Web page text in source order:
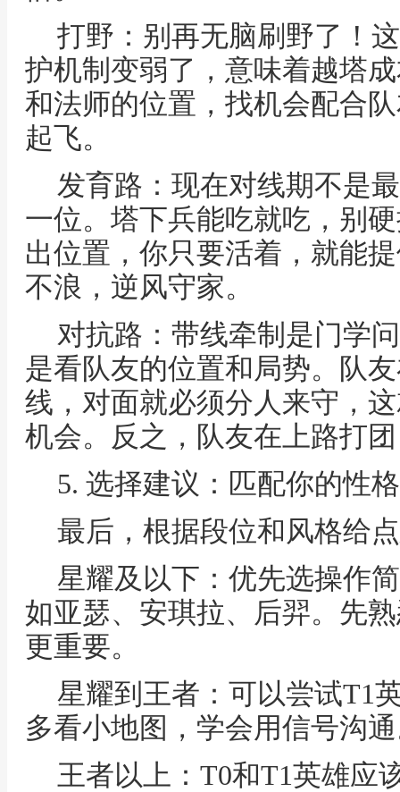
打野：别再无脑刷野了！
护机制变弱了，意味着越塔
和法师的位置，找机会配合
起飞。
发育路：现在对线期不是
一位。塔下兵能吃就吃，别
出位置，你只要活着，就能
不浪，逆风守家。
对抗路：带线牵制是门学
是看队友的位置和局势。队
线，对面就必须分人来守，
机会。反之，队友在上路打
5. 选择建议：匹配你的性
最后，根据段位和风格给
星耀及以下：优先选操作
如亚瑟、安琪拉、后羿。先
更重要。
星耀到王者：可以尝试T1
多看小地图，学会用信号沟
王者以上：T0和T1英雄应